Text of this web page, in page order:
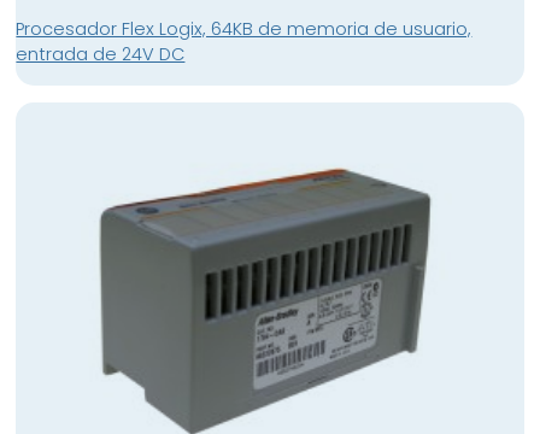
Procesador Flex Logix, 64KB de memoria de usuario,
entrada de 24V DC